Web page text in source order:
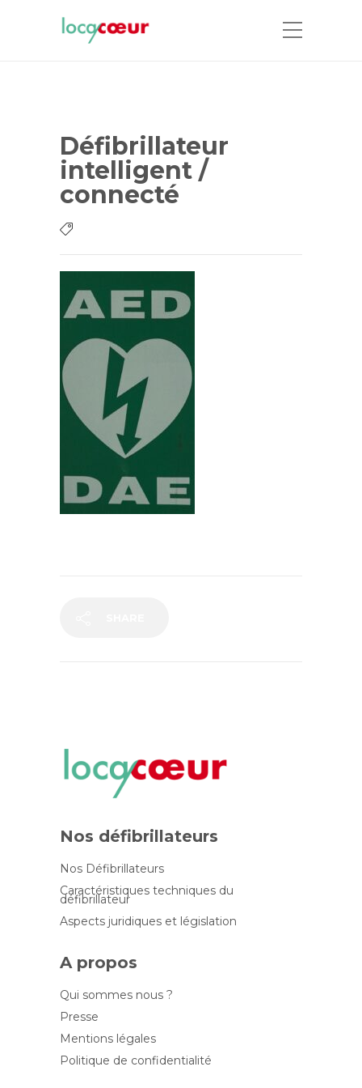
Défibrillateur
intelligent /
connecté
Nos défibrillateurs
Nos Défibrillateurs
Caractéristiques techniques du
défibrillateur
Aspects juridiques et législation
A propos
Qui sommes nous ?
Presse
Mentions légales
Politique de confidentialité